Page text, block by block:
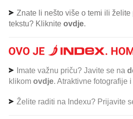
Znate li nešto više o temi ili želite
tekstu? Kliknite ovdje.
Imate važnu priču? Javite se na
klikom ovdje. Atraktivne fotografije
Želite raditi na Indexu? Prijavite